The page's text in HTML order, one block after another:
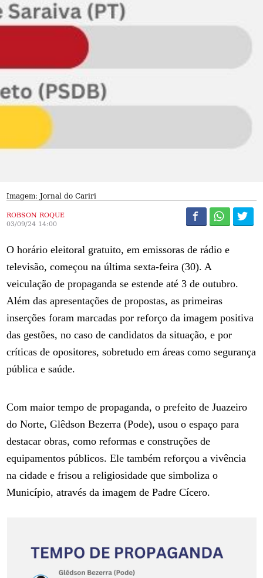
Imagem: Jornal do Cariri
ROBSON ROQUE
03/09/24 14:00
O horário eleitoral gratuito, em emissoras de rádio e
televisão, começou na última sexta-feira (30). A
veiculação de propaganda se estende até 3 de outubro.
Além das apresentações de propostas, as primeiras
inserções foram marcadas por reforço da imagem positiva
das gestões, no caso de candidatos da situação, e por
críticas de opositores, sobretudo em áreas como segurança
pública e saúde.
Com maior tempo de propaganda, o prefeito de Juazeiro
do Norte, Glêdson Bezerra (Pode), usou o espaço para
destacar obras, como reformas e construções de
equipamentos públicos. Ele também reforçou a vivência
na cidade e frisou a religiosidade que simboliza o
Município, através da imagem de Padre Cícero.